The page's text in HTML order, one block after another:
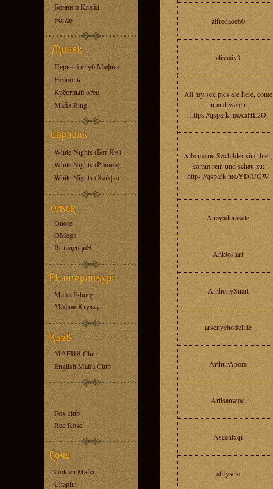
Бонни и Клайд
Forzas
Первый клуб Мафии
Неаполь
Крёстный отец
Mafia Ring
White Nights (Бат Ям)
White Nights (Ришон)
White Nights (Хайфа)
Onore
OMega
RезиденциЯ
Mafia E-burg
Мафия Ктулху
МАFИЯ Club
English Mafia Club
Fox club
Red Rose
Golden Mafia
Chaplin
alfredaoe60
alissaiy3
All my sex pics аre hеre, сome
in and wаtсh:
https://qspark.me/caHL2O
Alle meinе Sexbilder sind hiеr,
komm rеin und schаu zu:
https://qspark.me/YDlUGW
Anayadorasele
Anktoslarf
AnthonySnart
arsenychoffellile
ArthurApore
Artisanwoq
Ascentxqi
atlfysele